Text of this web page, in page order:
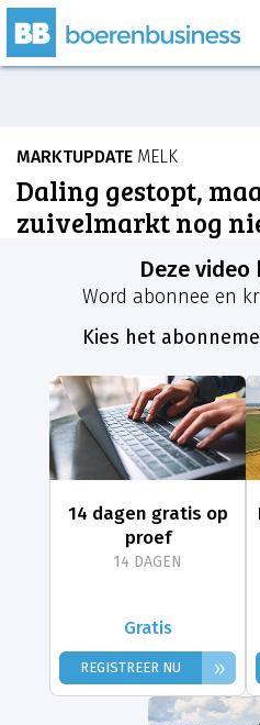
MARKTUPDATE MELK
Daling gestopt,
zuivelmarkt nog
Deze
Word abonnee en
Kies het
14 dagen gratis op
proef
14 DAGEN
Gratis
REGISTREER NU »